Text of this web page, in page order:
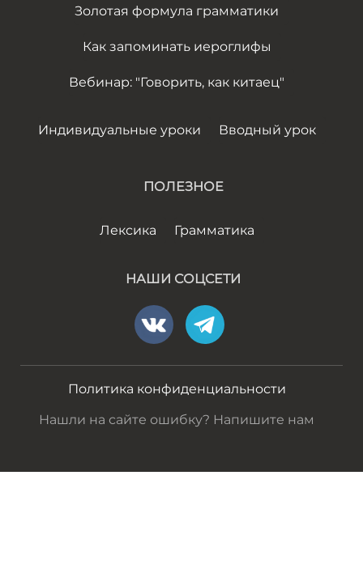
Золотая формула грамматики
Как запоминать иероглифы
Вебинар: "Говорить, как китаец"
Индивидуальные уроки Вводный урок
ПОЛЕЗНОЕ
Лексика Грамматика
НАШИ СОЦСЕТИ
Политика конфиденциальности
Нашли на сайте ошибку? Напишите нам